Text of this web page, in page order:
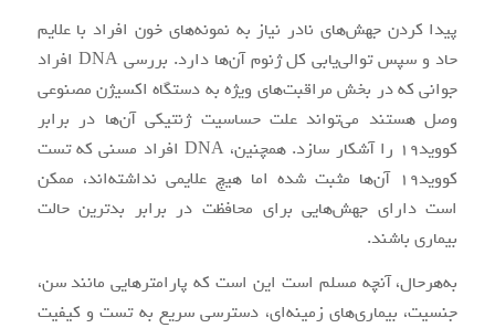
پیدا کردن جهش‌های نادر نیاز به نمونه‌های خون افراد با علایم
حاد و سپس توالی‌یابی کل ژنوم آن‌ها دارد. بررسی DNA افراد
جوانی که در بخش مراقبت‌های ویژه به دستگاه‌ اکسیژن مصنوعی
وصل هستند می‌تواند علت حساسیت ژنتیکی آن‌ها در برابر
کووید۱۹ را آشکار سازد. همچنین، DNA افراد مسنی که تست
کووید۱۹ آن‌ها مثبت شده اما هیچ علایمی نداشته‌اند، ممکن
است دارای جهش‌هایی برای محافظت در برابر بدترین حالت
بیماری باشند.
به‌هرحال، آنچه مسلم است این است که پارامترهایی مانند سن،
جنسیت، بیماری‌های زمینه‌ای، دسترسی سریع به تست و کیفیت